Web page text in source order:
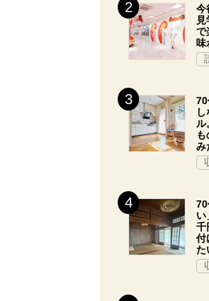
今
で
味
ル
み
70
い
千
付
た